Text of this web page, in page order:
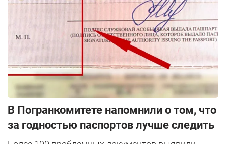
В Погранкомитете напомнили о том, что
за годностью паспортов лучше следить